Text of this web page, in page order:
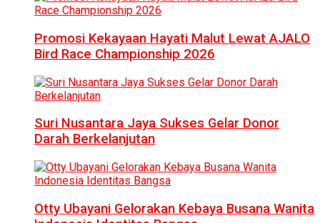
Promosi Kekayaan Hayati Malut Lewat AJALO
Bird Race Championship 2026
Suri Nusantara Jaya Sukses Gelar Donor
Darah Berkelanjutan
Otty Ubayani Gelorakan Kebaya Busana Wanita